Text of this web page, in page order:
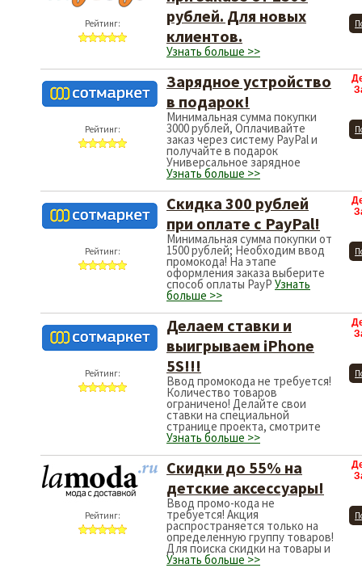
Рейтинг:
рублей. Для новых
клиентов.
Узнать больше >>
Рейтинг:
Зарядное устройство
в подарок!
Минимальная сумма покупки
3000 рублей, Оплачивайте
заказ через систему PayPal и
получайте в подарок
Универсальное зарядное
Узнать больше >>
Рейтинг:
Скидка 300 рублей
при оплате с PayPal!
Минимальная сумма покупки от
1500 рублей; Необходим ввод
промокода! На этапе
оформления заказа выберите
способ оплаты PayP Узнать
больше >>
Рейтинг:
Делаем ставки и
выигрываем iPhone
5S!!!
Ввод промокода не требуется!
Количество товаров
ограничено! Делайте свои
ставки на специальной
странице проекта, смотрите
Узнать больше >>
Рейтинг:
Скидки до 55% на
детские аксессуары!
Ввод промо-кода не
требуется! Акция
распространяется только на
определенную группу товаров!
Для поиска скидки на товары и
Узнать больше >>